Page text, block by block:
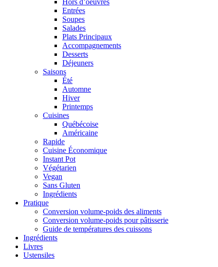
Hors d’oeuvres
Entrées
Soupes
Salades
Plats Principaux
Accompagnements
Desserts
Déjeuners
Saisons
Été
Automne
Hiver
Printemps
Cuisines
Québécoise
Américaine
Rapide
Cuisine Économique
Instant Pot
Végétarien
Vegan
Sans Gluten
Ingrédients
Pratique
Conversion volume-poids des aliments
Conversion volume-poids pour pâtisserie
Guide de températures des cuissons
Ingrédients
Livres
Ustensiles